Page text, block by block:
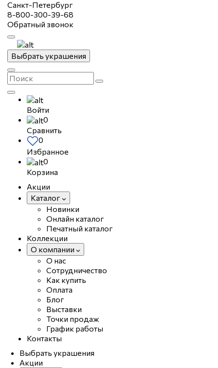
Санкт-Петербург
8-800-300-39-68
Обратный звонок
Выбрать украшения
Войти
0
Сравнить
0
Избранное
0
Корзина
Акции
Каталог
Новинки
Онлайн каталог
Печатный каталог
Коллекции
О компании
О нас
Сотрудничество
Как купить
Оплата
Блог
Выставки
Точки продаж
График работы
Контакты
Выбрать украшения
Акции